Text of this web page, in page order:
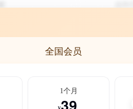
全国会员
1个月